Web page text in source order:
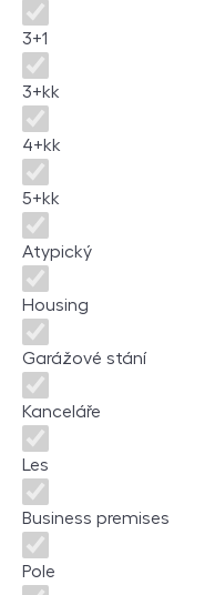
3+1
3+kk
4+kk
5+kk
Atypický
Housing
Garážové stání
Kanceláře
Les
Business premises
Pole